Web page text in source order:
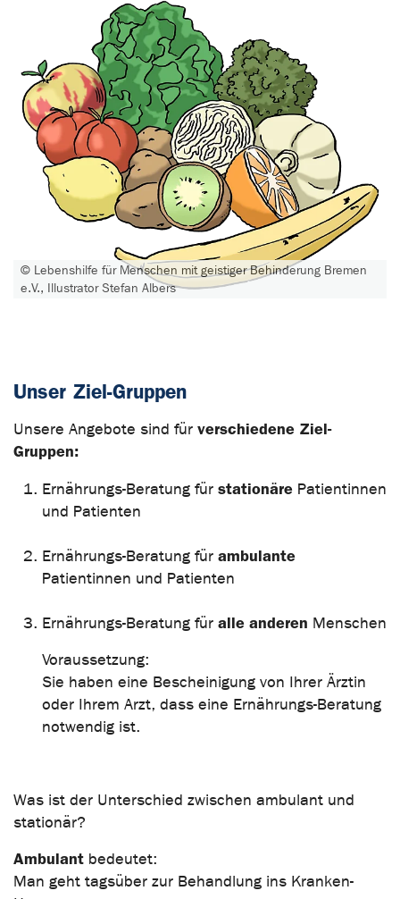
© Lebenshilfe für Menschen mit geistiger Behinderung Bremen
e.V., Illustrator Stefan Albers
Unser Ziel-Gruppen
Unsere Angebote sind für verschiedene Ziel-
Gruppen:
Ernährungs-Beratung für stationäre Patientinnen
und Patienten
Ernährungs-Beratung für ambulante
Patientinnen und Patienten
Ernährungs-Beratung für alle anderen Menschen
Voraussetzung:
Sie haben eine Bescheinigung von Ihrer Ärztin
oder Ihrem Arzt, dass eine Ernährungs-Beratung
notwendig ist.
Was ist der Unterschied zwischen ambulant und
stationär?
Ambulant bedeutet:
Man geht tagsüber zur Behandlung ins Kranken-